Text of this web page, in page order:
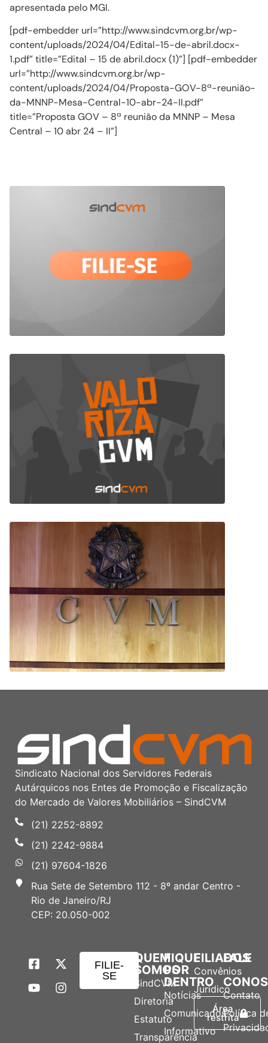
apresentada pelo MGI.
[pdf-embedder url=”http://www.sindcvm.org.br/wp-
content/uploads/2024/04/Edital-15-de-abril.docx-
1.pdf” title=”Edital – 15 de abril.docx (1)”] [pdf-embedder
url=”http://www.sindcvm.org.br/wp-
content/uploads/2024/04/Proposta-GOV-8ª-reunião-
da-MNNP-Mesa-Central-10-abr-24-II.pdf”
title=”Proposta GOV – 8ª reunião da MNNP – Mesa
Central – 10 abr 24 – II”]
Sindicato Nacional dos Servidores Federais
Autárquicos nos Entes de Promoção e Fiscalização
do Mercado de Valores Mobiliários – SindCVM
(21) 2252-8892
(21) 2242-9884
(21) 97604-1826
Rua Sete de Setembro 112 - 8º andar Centro -
Rio de Janeiro/RJ
CEP: 20.050-002
FILIE-
SE
QUEM
SOMOS
SindCVM
Diretoria
Estatuto
Transparência
FIQUE
POR
DENTRO
Notícias
Comunicados
Informativo
FILIADOS
Convênios
Jurídico
Área
restrita
FALE
Contato
Política